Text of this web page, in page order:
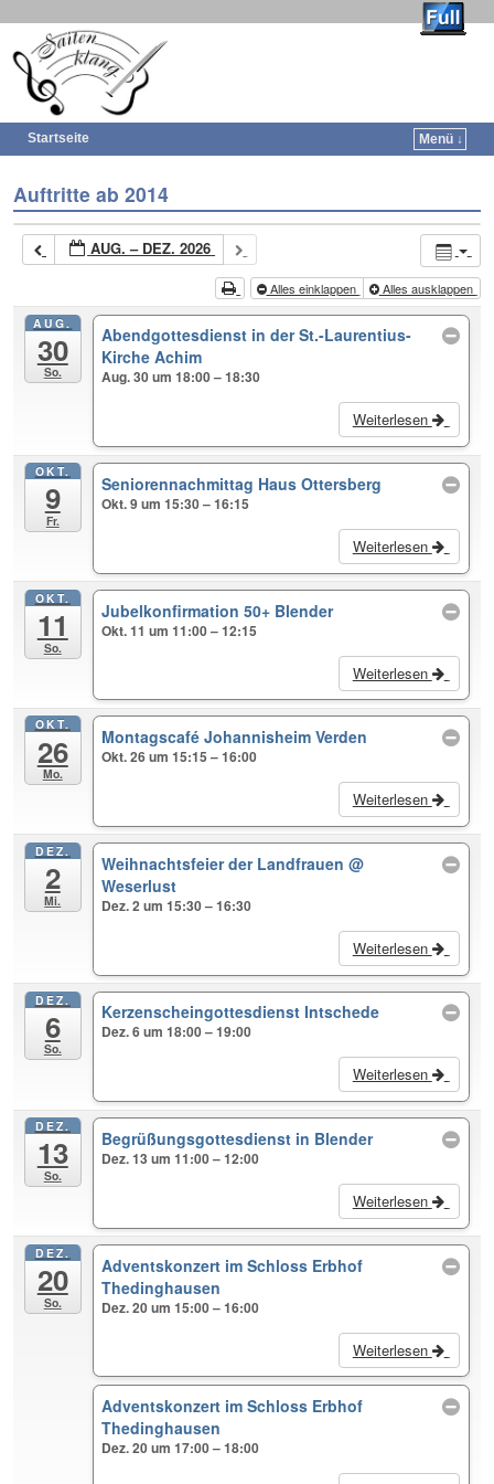
Startseite Menü ↓
Auftritte ab 2014
AUG. – DEZ. 2026
Alles einklappen Alles ausklappen
AUG.
30
So.
Abendgottesdienst in der St.-Laurentius-
Kirche Achim
Aug. 30 um 18:00 – 18:30
Weiterlesen
OKT.
9
Fr.
Seniorennachmittag Haus Ottersberg
Okt. 9 um 15:30 – 16:15
Weiterlesen
OKT.
11
So.
Jubelkonfirmation 50+ Blender
Okt. 11 um 11:00 – 12:15
Weiterlesen
OKT.
26
Mo.
Montagscafé Johannisheim Verden
Okt. 26 um 15:15 – 16:00
Weiterlesen
DEZ.
2
Mi.
Weihnachtsfeier der Landfrauen@
Weserlust
Dez. 2 um 15:30 – 16:30
Weiterlesen
DEZ.
6
So.
Kerzenscheingottesdienst Intschede
Dez. 6 um 18:00 – 19:00
Weiterlesen
DEZ.
13
So.
Begrüßungsgottesdienst in Blender
Dez. 13 um 11:00 – 12:00
Weiterlesen
DEZ.
20
So.
Adventskonzert im Schloss Erbhof
Thedinghausen
Dez. 20 um 15:00 – 16:00
Weiterlesen
Adventskonzert im Schloss Erbhof
Thedinghausen
Dez. 20 um 17:00 – 18:00